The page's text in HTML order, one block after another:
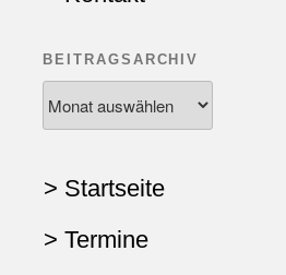
BEITRAGSARCHIV
> Startseite
> Termine